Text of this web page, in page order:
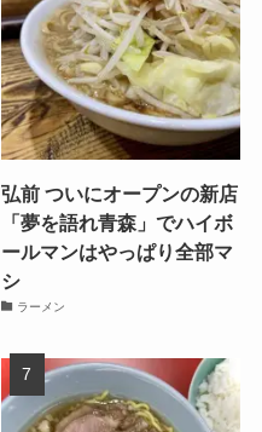
弘前 ついにオープンの新店
「夢を語れ青森」でハイボ
ールマンはやっぱり全部マ
シ
ラーメン